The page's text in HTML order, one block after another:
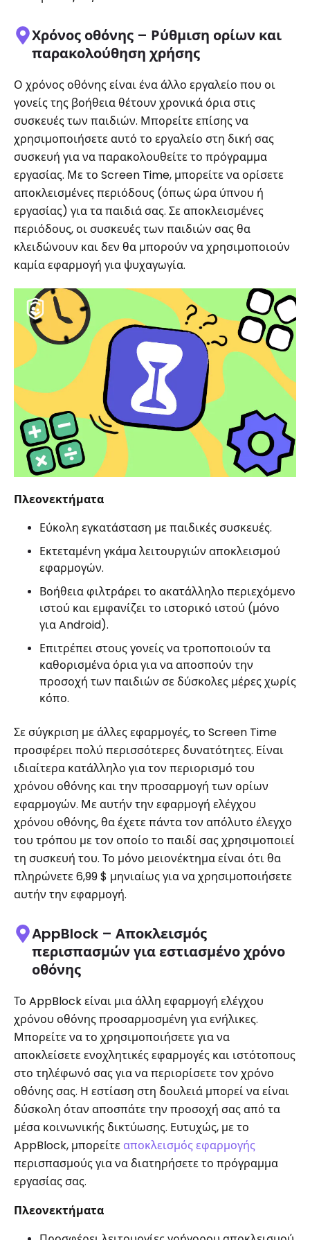
Χρόνος οθόνης – Ρύθμιση ορίων και
παρακολούθηση χρήσης
Ο χρόνος οθόνης είναι ένα άλλο εργαλείο που οι
γονείς της βοήθεια θέτουν χρονικά όρια στις
συσκευές των παιδιών. Μπορείτε επίσης να
χρησιμοποιήσετε αυτό το εργαλείο στη δική σας
συσκευή για να παρακολουθείτε το πρόγραμμα
εργασίας. Με το Screen Time, μπορείτε να ορίσετε
αποκλεισμένες περιόδους (όπως ώρα ύπνου ή
εργασίας) για τα παιδιά σας. Σε αποκλεισμένες
περιόδους, οι συσκευές των παιδιών σας θα
κλειδώνουν και δεν θα μπορούν να χρησιμοποιούν
καμία εφαρμογή για ψυχαγωγία.
Πλεονεκτήματα
Εύκολη εγκατάσταση με παιδικές συσκευές.
Εκτεταμένη γκάμα λειτουργιών αποκλεισμού
εφαρμογών.
Βοήθεια φιλτράρει το ακατάλληλο περιεχόμενο
ιστού και εμφανίζει το ιστορικό ιστού (μόνο
για Android).
Επιτρέπει στους γονείς να τροποποιούν τα
καθορισμένα όρια για να αποσπούν την
προσοχή των παιδιών σε δύσκολες μέρες χωρίς
κόπο.
Σε σύγκριση με άλλες εφαρμογές, το Screen Time
προσφέρει πολύ περισσότερες δυνατότητες. Είναι
ιδιαίτερα κατάλληλο για τον περιορισμό του
χρόνου οθόνης και την προσαρμογή των ορίων
εφαρμογών. Με αυτήν την εφαρμογή ελέγχου
χρόνου οθόνης, θα έχετε πάντα τον απόλυτο έλεγχο
του τρόπου με τον οποίο το παιδί σας χρησιμοποιεί
τη συσκευή του. Το μόνο μειονέκτημα είναι ότι θα
πληρώνετε 6,99 $ μηνιαίως για να χρησιμοποιήσετε
αυτήν την εφαρμογή.
AppBlock – Αποκλεισμός
περισπασμών για εστιασμένο χρόνο
οθόνης
Το AppBlock είναι μια άλλη εφαρμογή ελέγχου
χρόνου οθόνης προσαρμοσμένη για ενήλικες.
Μπορείτε να το χρησιμοποιήσετε για να
αποκλείσετε ενοχλητικές εφαρμογές και ιστότοπους
στο τηλέφωνό σας για να περιορίσετε τον χρόνο
οθόνης σας. Η εστίαση στη δουλειά μπορεί να είναι
δύσκολη όταν αποσπάτε την προσοχή σας από τα
μέσα κοινωνικής δικτύωσης. Ευτυχώς, με το
AppBlock, μπορείτε αποκλεισμός εφαρμογής
περισπασμούς για να διατηρήσετε το πρόγραμμα
εργασίας σας.
Πλεονεκτήματα